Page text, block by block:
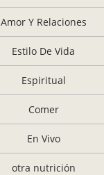
Amor Y Relaciones
Estilo De Vida
Espiritual
Comer
En Vivo
otra nutrición